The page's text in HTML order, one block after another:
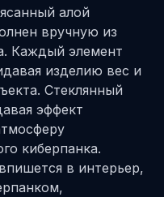
алой
вручную из
Каждый элемент
изделию вес и
Стеклянный
эффект
киберпанка.
в интерьер,